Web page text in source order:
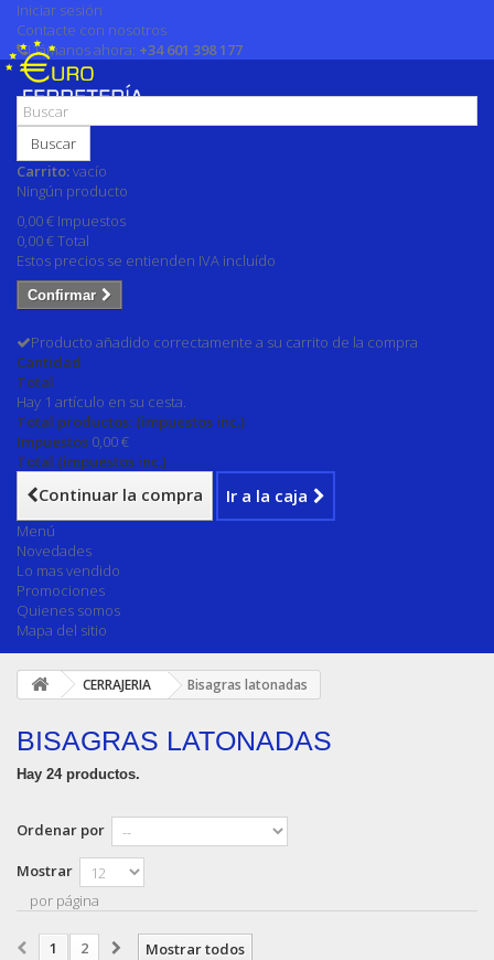
Iniciar sesión
Contacte con nosotros
Llámanos ahora: +34 601 398 177
Buscar
Carrito:vacío
Ningún producto
0,00 € Impuestos
0,00 €Total
Estos precios se entienden IVA incluído
Confirmar
Producto añadido correctamente a su carrito de la compra
Cantidad
Total
Hay 1 artículo en su cesta.
Total productos: (impuestos inc.)
Impuestos 0,00 €
Total (impuestos inc.)
Continuar la compra Ir a la caja
Menú
Novedades
Lo mas vendido
Promociones
Quienes somos
Mapa del sitio
CERRAJERIA Bisagras latonadas
BISAGRAS LATONADAS
Hay 24 productos.
Ordenar por
Mostrar
por página
Mostrar todos
1 2